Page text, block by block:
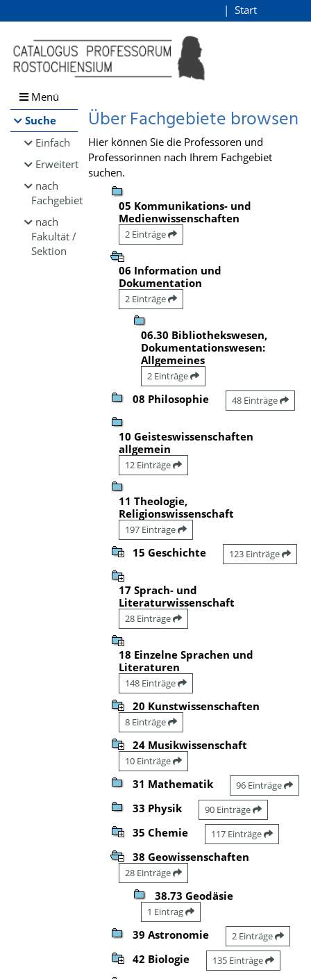
Browsen
direkt zum Inhalt
Start
Menü
Suche
Einfach
Erweitert
nach
Fachgebiet
nach
Fakultät /
Sektion
Über Fachgebiete browsen
Hier können Sie die Professoren und
Professorinnen nach Ihrem Fachgebiet
suchen.
05 Kommunikations- und
Medienwissenschaften
2 Einträge
06 Information und
Dokumentation
2 Einträge
06.30 Bibliothekswesen,
Dokumentationswesen:
Allgemeines
2 Einträge
08 Philosophie 48 Einträge
10 Geisteswissenschaften
allgemein
12 Einträge
11 Theologie,
Religionswissenschaft
197 Einträge
15 Geschichte 123 Einträge
17 Sprach- und
Literaturwissenschaft
28 Einträge
18 Einzelne Sprachen und
Literaturen
148 Einträge
20 Kunstwissenschaften
8 Einträge
24 Musikwissenschaft
10 Einträge
31 Mathematik 96 Einträge
33 Physik 90 Einträge
35 Chemie 117 Einträge
38 Geowissenschaften
28 Einträge
38.73 Geodäsie
1 Eintrag
39 Astronomie 2 Einträge
42 Biologie 135 Einträge